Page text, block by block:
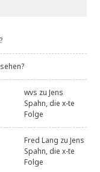
wvs zuJens
Spahn, die x-te
Folge
Fred Lang zuJens
Spahn, die x-te
Folge